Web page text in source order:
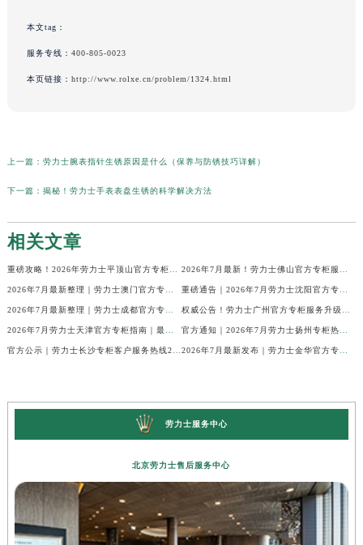
本文tag：
服务专线： 400-805-0023
本页链接： http://www.rolxe.cn/problem/1324.html
上一篇： 劳力士腕表指针生锈原因是什么（保养与防锈技巧详解）
下一篇： 揭秘！劳力士手表表盘生锈的科学解决方法
相关文章
劳力士服务中心
北京劳力士售后服务中心